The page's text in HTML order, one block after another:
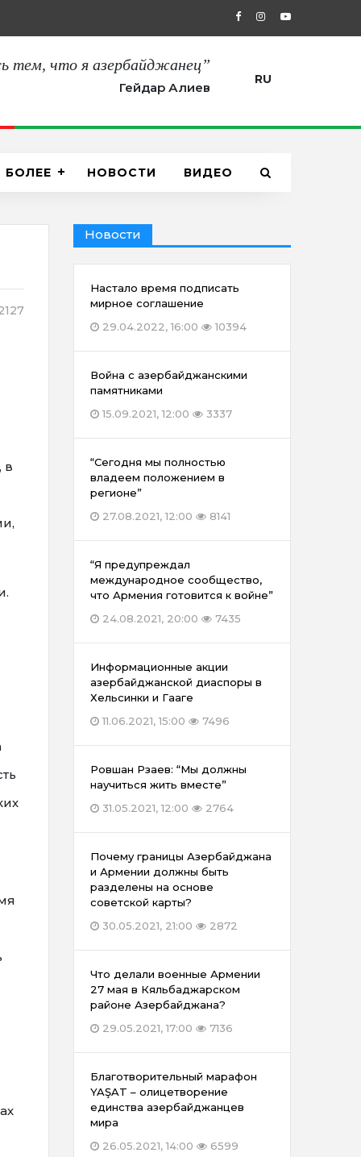
27.08.2021, 12:00 “Сегодня мы
тем, что я азербайджанец”
Гейдар Алиев
RU
БОЛЕЕ НОВОСТИ ВИДЕО
в
Новости
Настало время подписать
мирное соглашение
29.04.2022, 16:00
10394
Война с азербайджанскими
памятниками
15.09.2021, 12:00
3337
“Сегодня мы полностью
владеем положением в
регионе”
27.08.2021, 12:00
8141
“Я предупреждал
международное сообщество,
что Армения готовится к войне”
24.08.2021, 20:00
7435
Информационные акции
азербайджанской диаспоры в
Хельсинки и Гааге
11.06.2021, 15:00
7496
Ровшан Рзаев: “Мы должны
научиться жить вместе”
31.05.2021, 12:00
2764
Почему границы Азербайджана
и Армении должны быть
разделены на основе
советской карты?
30.05.2021, 21:00
2872
Что делали военные Армении
27 мая в Кяльбаджарском
районе Азербайджана?
29.05.2021, 17:00
7136
Благотворительный марафон
YAŞAT – олицетворение
единства азербайджанцев
мира
26.05.2021, 14:00
6599